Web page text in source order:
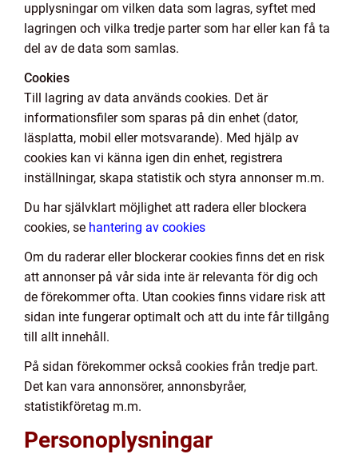
upplysningar om vilken data som lagras, syftet med
lagringen och vilka tredje parter som har eller kan få ta
del av de data som samlas.
Cookies
Till lagring av data används cookies. Det är
informationsfiler som sparas på din enhet (dator,
läsplatta, mobil eller motsvarande). Med hjälp av
cookies kan vi känna igen din enhet, registrera
inställningar, skapa statistik och styra annonser m.m.
Du har självklart möjlighet att radera eller blockera
cookies, se hantering av cookies
Om du raderar eller blockerar cookies finns det en risk
att annonser på vår sida inte är relevanta för dig och
de förekommer ofta. Utan cookies finns vidare risk att
sidan inte fungerar optimalt och att du inte får tillgång
till allt innehåll.
På sidan förekommer också cookies från tredje part.
Det kan vara annonsörer, annonsbyråer,
statistikföretag m.m.
Personoplysningar